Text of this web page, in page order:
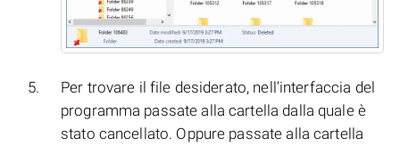
Per trovare il file desiderato, nell’interfaccia del
programma passate alla cartella dalla quale è
stato cancellato. Oppure passate alla cartella